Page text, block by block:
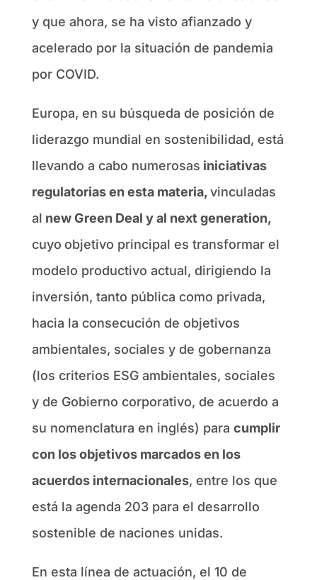
y que ahora, se ha visto afianzado y
acelerado por la situación de pandemia
por COVID.
Europa, en su búsqueda de posición de
liderazgo mundial en sostenibilidad, está
llevando a cabo numerosas iniciativas
regulatorias en esta materia,vinculadas
al new Green Deal y al next generation,
cuyo objetivo principal es transformar el
modelo productivo actual, dirigiendo la
inversión, tanto pública como privada,
hacia la consecución de objetivos
ambientales, sociales y de gobernanza
(los criterios ESG ambientales, sociales
y de Gobierno corporativo, de acuerdo a
su nomenclatura en inglés) para cumplir
con los objetivos marcados en los
acuerdos internacionales, entre los que
está la agenda 203 para el desarrollo
sostenible de naciones unidas.
En esta línea de actuación, el 10 de